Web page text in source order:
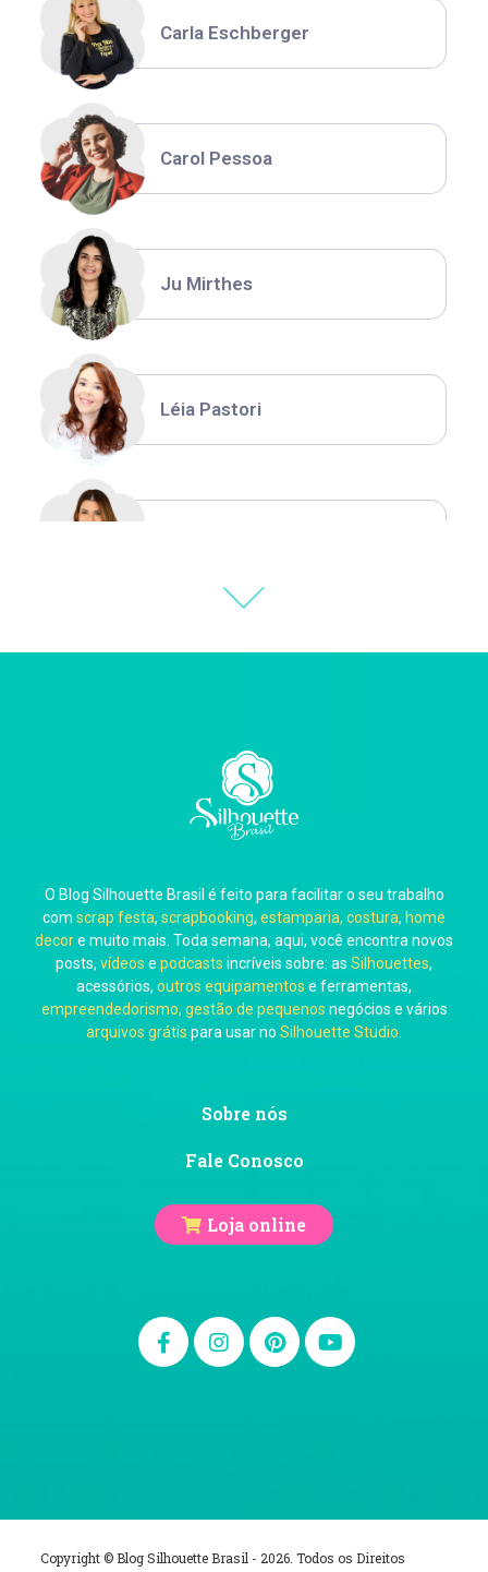
Carla Eschberger
Carol Pessoa
Ju Mirthes
Léia Pastori
Carla Eschberger
Carol Pessoa
Ju Mirthes
O Blog Silhouette Brasil é feito para facilitar o seu trabalho
com scrap festa, scrapbooking, estamparia, costura, home
decore muito mais. Toda semana, aqui, você encontra novos
posts, vídeos e podcasts incríveis sobre: as Silhouettes,
acessórios, outros equipamentos e ferramentas,
empreendedorismo, gestão de pequenos negócios e vários
arquivos grátis para usar no Silhouette Studio
Sobre nós
Fale Conosco
Loja online
Copyright © Blog Silhouette Brasil - 2026. Todos os Direitos